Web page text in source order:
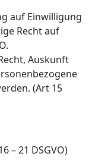
auf Einwilligung
Recht auf
Auskunft
(Art 15
– 21 DSGVO)